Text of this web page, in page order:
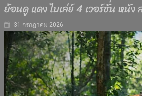
ย้อนดู แดง ไบเล่ย์ 4 เวอร์ชั่น หนัง
31 กรกฎาคม 2026